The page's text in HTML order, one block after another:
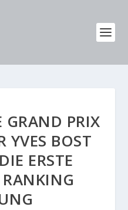
GRAND PRIX
YVES BOST
ERSTE